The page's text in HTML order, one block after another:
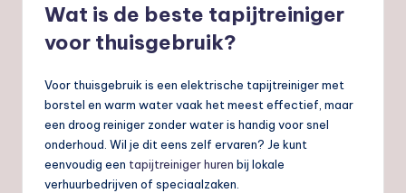
Wat is de beste tapijtreiniger
voor thuisgebruik?
Voor thuisgebruik is een elektrische tapijtreiniger met
borstel en warm water vaak het meest effectief, maar
een droog reiniger zonder water is handig voor snel
onderhoud. Wil je dit eens zelf ervaren? Je kunt
eenvoudig een tapijtreiniger huren bij lokale
verhuurbedrijven of speciaalzaken.